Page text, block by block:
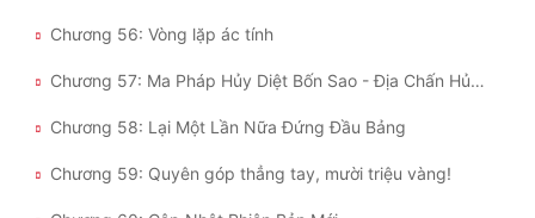
Chương 56: Vòng lặp ác tính
Chương 57: Ma Pháp Hủy Diệt Bốn Sao - Địa Chấn Hủy Diệt
Chương 58: Lại Một Lần Nữa Đứng Đầu Bảng
Chương 59: Quyên góp thẳng tay, mười triệu vàng!